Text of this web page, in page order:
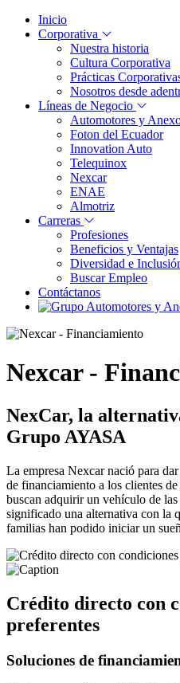
Inicio
Corporativa
Nuestra historia
Cultura Corporativa
Prácticas
Nosotros desde
Líneas de Negocio
Automotores y
Foton del Ecuador
Innovation Auto
Telequinox
Nexcar
ENAE
Almotriz
Carreras
Profesiones
Beneficios y Ventajas
Diversidad e
Buscar Empleo
Contáctanos
Nexcar -
NexCar, la
Grupo AYASA
La empresa Nexcar nació para
de financiamiento a los clientes de
buscan adquirir un vehículo de
significado una alternativa con la
familias han podido iniciar un
Crédito directo con
preferentes
Soluciones de